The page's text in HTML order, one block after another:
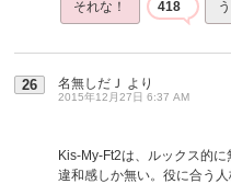
それな！ 418
26 名無しだＪ より
2015年12月27日 6:37 AM
Kis-My-Ft2は、ルックス的
違和感しか無い。役に合う